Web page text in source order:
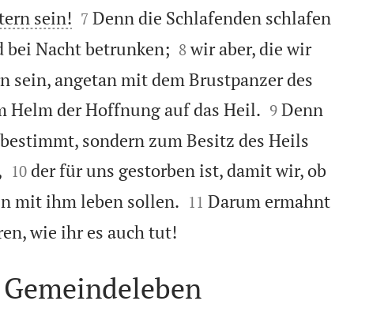
sein!
7 Denn die Schlafenden schlafen
bei Nacht betrunken;
8 wir aber, die wir
sein, angetan mit dem Brustpanzer des
Helm der Hoffnung auf das Heil.
9 Denn
sondern zum Besitz des Heils

10 der für uns gestorben ist, damit wir, ob
mit ihm leben sollen.
11 Darum ermahnt
wie ihr es auch tut!